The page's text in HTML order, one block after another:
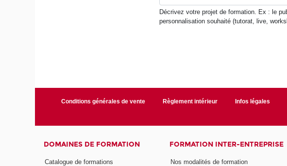
Conditions générales de vente Règlement intérieur Infos légales
DOMAINES DE FORMATION
Catalogue de formations
FORMATION INTER-ENTREPRISE
Nos modalités de formation